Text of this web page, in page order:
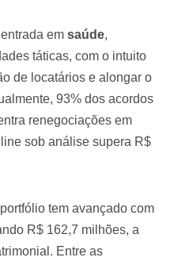
em saúde,
táticas, com o intuito
de locatários e alongar o
93% dos acordos
renegociações em
sob análise supera R$
tem avançado com
R$ 162,7 milhões, a
Entre as